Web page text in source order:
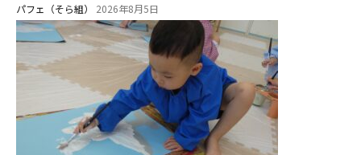
パフェ（そら組） 2026年8月5日